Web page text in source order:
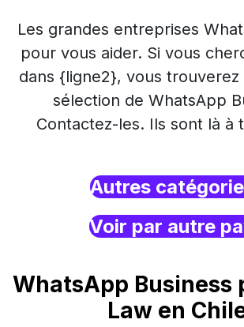
Les grandes entreprises
pour vous aider. Si vous
dans {ligne2}, vous trouverez
sélection de WhatsApp
Contactez-les. Ils sont là à
Autres
Voir par autre
WhatsApp Business
Law en